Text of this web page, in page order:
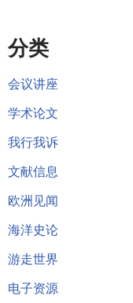
分类
会议讲座
学术论文
我行我诉
文献信息
欧洲见闻
海洋史论
游走世界
电子资源